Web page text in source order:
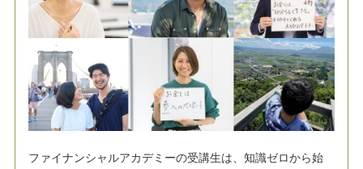
ファイナンシャルアカデミーの受講生は、知識ゼロから始